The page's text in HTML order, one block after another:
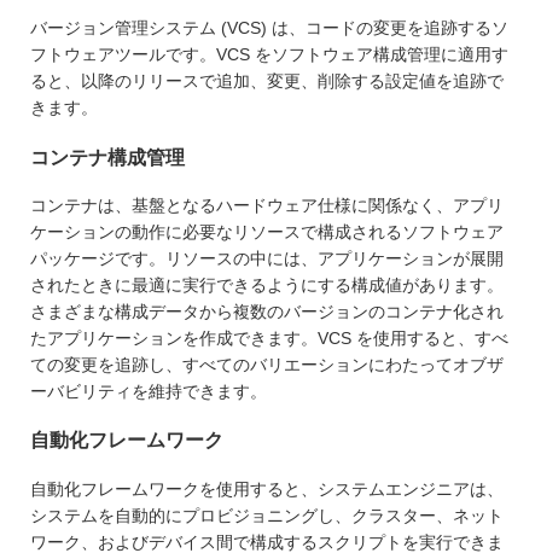
バージョン管理システム (VCS) は、コードの変更を追跡するソ
フトウェアツールです。VCS をソフトウェア構成管理に適用す
ると、以降のリリースで追加、変更、削除する設定値を追跡で
きます。
コンテナ構成管理
コンテナは、基盤となるハードウェア仕様に関係なく、アプリ
ケーションの動作に必要なリソースで構成されるソフトウェア
パッケージです。リソースの中には、アプリケーションが展開
されたときに最適に実行できるようにする構成値があります。
さまざまな構成データから複数のバージョンのコンテナ化され
たアプリケーションを作成できます。VCS を使用すると、すべ
ての変更を追跡し、すべてのバリエーションにわたってオブザ
ーバビリティを維持できます。
自動化フレームワーク
自動化フレームワークを使用すると、システムエンジニアは、
システムを自動的にプロビジョニングし、クラスター、ネット
ワーク、およびデバイス間で構成するスクリプトを実行できま